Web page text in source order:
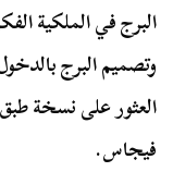
البرج في الملكية
وتصميم البرج
فيجاس.